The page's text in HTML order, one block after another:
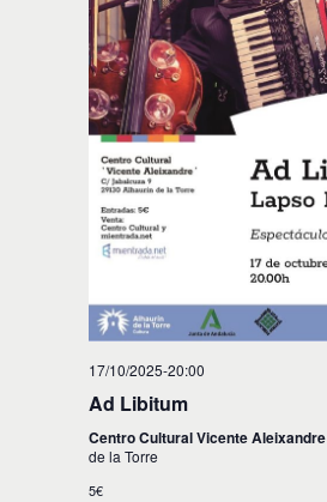
17/10/2025-20:00
Ad Libitum
Centro Cultural Vicente Aleixandre
de la Torre
5€